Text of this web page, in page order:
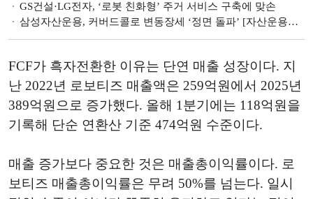
GS건설·LG전자, ‘로봇 친화형’ 주거 서비스 구축에 맞손
삼성자산운용, 커버드콜로 변동장세 ‘정면 돌파’ [자산운용사 '지금 이 순간' ETF]
FCF가 흑자전환한 이유는 단연 매출 성장이다. 지
난 2022년 로보티즈 매출액은 259억원에서 2025년
389억원으로 증가했다. 올해 1분기에는 118억원을
기록해 단순 연환산 기준 474억원 수준이다.
매출 증가보다 중요한 것은 매출총이익률이다. 로
보티즈 매출총이익률은 무려 50%를 넘는다. 일시